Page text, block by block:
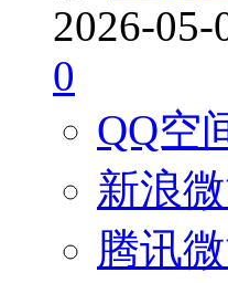
2026-05-
0
QQ空
新浪
腾讯